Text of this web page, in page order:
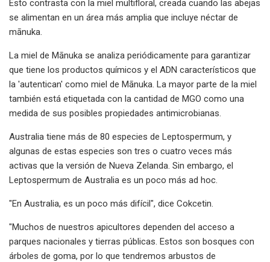
Esto contrasta con la miel multifloral, creada cuando las abejas
se alimentan en un área más amplia que incluye néctar de
mānuka.
La miel de Mānuka se analiza periódicamente para garantizar
que tiene los productos químicos y el ADN característicos que
la 'autentican' como miel de Mānuka. La mayor parte de la miel
también está etiquetada con la cantidad de MGO como una
medida de sus posibles propiedades antimicrobianas.
Australia tiene más de 80 especies de Leptospermum, y
algunas de estas especies son tres o cuatro veces más
activas que la versión de Nueva Zelanda. Sin embargo, el
Leptospermum de Australia es un poco más ad hoc.
"En Australia, es un poco más difícil", dice Cokcetin.
"Muchos de nuestros apicultores dependen del acceso a
parques nacionales y tierras públicas. Estos son bosques con
árboles de goma, por lo que tendremos arbustos de